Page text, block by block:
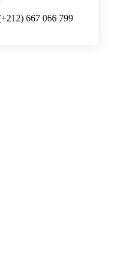
667 066 799